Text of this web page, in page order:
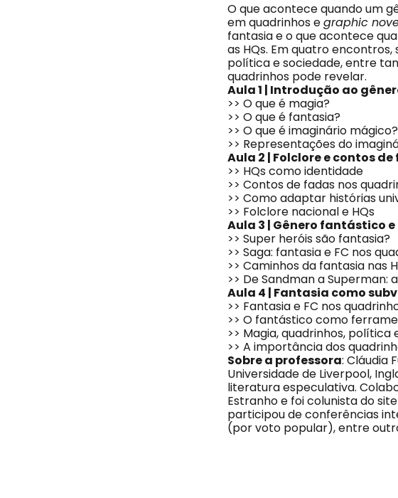
O que acontece quando um
em quadrinhos egraphic
fantasia e o que acontece
as HQs. Em quatro
política e sociedade, entre
quadrinhos pode revelar.
Aula 1 | Introdução ao
>> O que é magia?
>> O que é fantasia?
>> O que é imaginário mágico?
>> Representações do
Aula 2 | Folclore e contos de
>> HQs como identidade
>> Contos de fadas nos
>> Como adaptar histórias
>> Folclore nacional e HQs
Aula 3 | Gênero fantástico e
>> Super heróis são fantasia?
>> Saga: fantasia e FC nos
>> Caminhos da fantasia nas
>> De Sandman a Superman:
Aula 4 | Fantasia como
>> Fantasia e FC nos
>> O fantástico como
>> Magia, quadrinhos, política
>> A importância dos
Sobre a professora: Cláudia
Universidade de Liverpool,
literatura especulativa.
Estranho e foi colunista do
participou de conferências
(por voto popular), entre